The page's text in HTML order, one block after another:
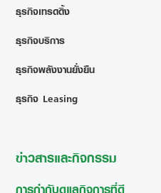
ธุรกิจเทรดดิ้ง
ธุรกิจบริการ
ธุรกิจพลังงานยั่งยืน
ธุรกิจ Leasing
ข่าวสารและกิจกรรม